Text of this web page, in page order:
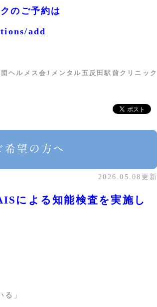
クのご予約は
add
ヘルメス会Jメンタル五反田駅前クリニック
希望の方へ
2026.05.08更新
による知能検査を実施し
る」